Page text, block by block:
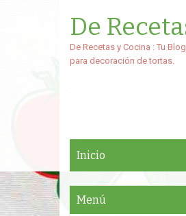
De
De Recetas y Cocina : Tu
para decoración de tortas.
Inicio
Menú